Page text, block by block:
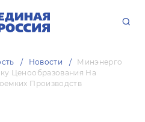
Новости
Минэнерго
Ценообразования На
Производств